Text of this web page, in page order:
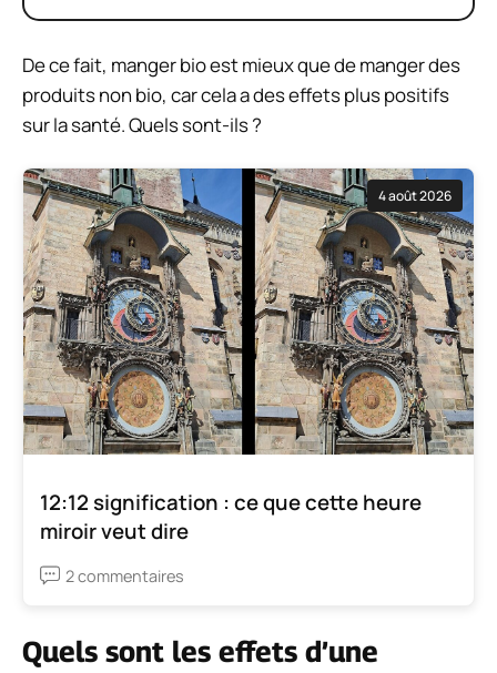
De ce fait, manger bio est mieux que de manger des
produits non bio, car cela a des effets plus positifs
sur la santé. Quels sont-ils ?
4 août 2026
12:12 signification : ce que cette heure
miroir veut dire
2 commentaires
Quels sont les effets d’une